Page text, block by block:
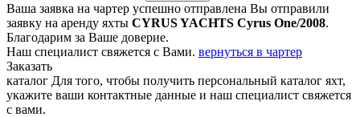
Ваша заявка на чартер успешно отправлена Вы отправили
заявку на аренду яхты CYRUS YACHTS Cyrus One/2008.
Благодарим за Ваше доверие.
Наш специалист свяжется с Вами. вернуться в чартер
Заказать
каталог Для того, чтобы получить персональный каталог яхт,
укажите ваши контактные данные и наш специалист свяжется
с вами.